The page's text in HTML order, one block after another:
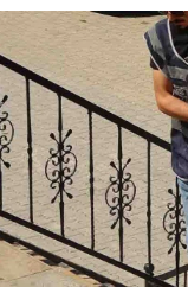
Sağlık
Yaşam
Resmi ilanlar
Haber Arşivi